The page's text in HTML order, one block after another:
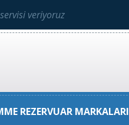
veriyoruz
REZERVUAR MARKALARI